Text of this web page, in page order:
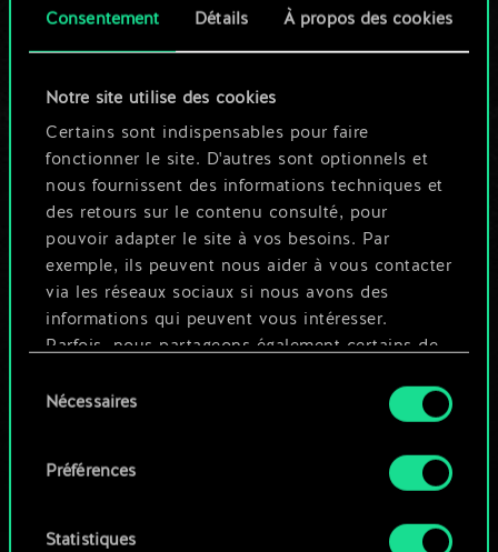
Consentement Détails À propos des cookies
Notre site utilise des cookies
Certains sont indispensables pour faire
fonctionner le site. D'autres sont optionnels et
nous fournissent des informations techniques et
des retours sur le contenu consulté, pour
pouvoir adapter le site à vos besoins. Par
exemple, ils peuvent nous aider à vous contacter
via les réseaux sociaux si nous avons des
informations qui peuvent vous intéresser.
Parfois, nous partageons également certains de
ces cookies optionnels ne seront appliqués
Vous pouvez consulter tous les détails sur notre
préférences dans le menu "Paramètres" ci-
duNécessaires
Préférences
Statistiques
Mais cela peut être
tellement plus !
Nommer ce jeu et créer un guide
Modifier le jeu
OU